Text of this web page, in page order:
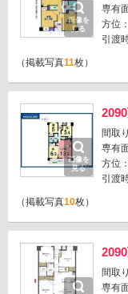
画像を
見る
専有
方位：
引渡
（掲載写真11枚）
画像を
見る
間取
専有
方位：
引渡
（掲載写真10枚）
間取
専有